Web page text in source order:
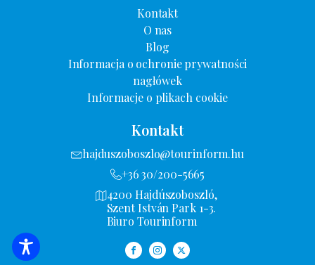
USTAWIENIA FILTRA
Kontakt
O nas
Blog
Informacja o ochronie prywatności
nagłówek
Informacje o plikach cookie
Kontakt
hajduszoboszlo@tourinform.hu
+36 30/200-5665
4200 Hajdúszoboszló,
Szent István Park 1-3.
Biuro Tourinform